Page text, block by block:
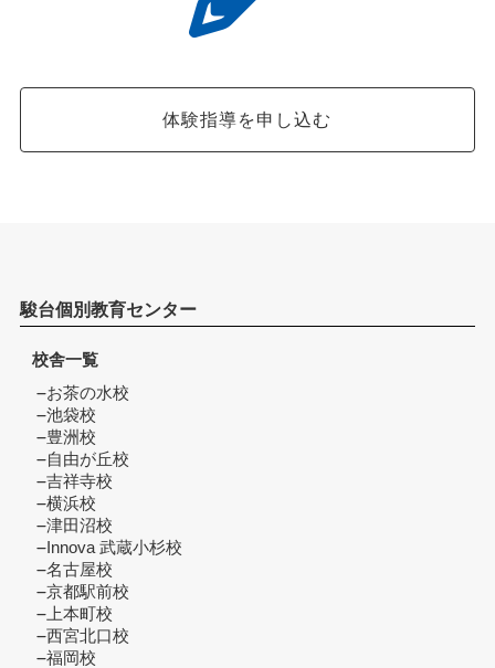
体験指導を申し込む
駿台個別教育センター
校舎一覧
お茶の水校
池袋校
豊洲校
自由が丘校
吉祥寺校
横浜校
津田沼校
Innova 武蔵小杉校
名古屋校
京都駅前校
上本町校
西宮北口校
福岡校